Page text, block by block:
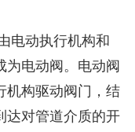
动执行机构和
为电动阀。电动阀
机构驱动阀门，结
达对管道介质的开